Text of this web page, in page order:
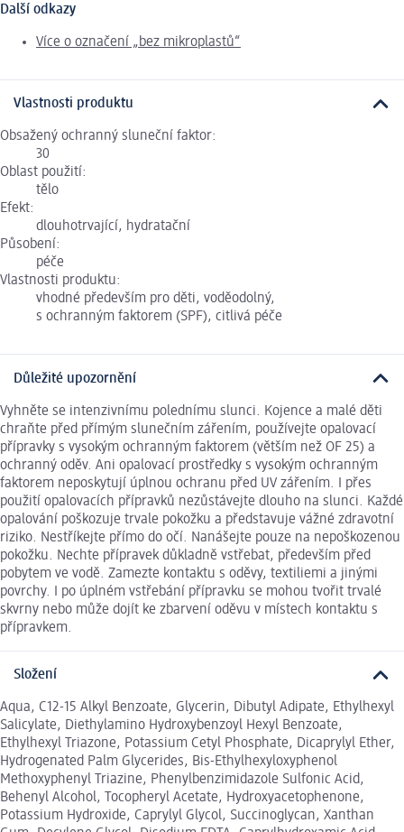
Další odkazy
Více o označení „bez mikroplastů“
Vlastnosti produktu
Obsažený ochranný sluneční faktor:
30
Oblast použití:
tělo
Efekt:
dlouhotrvající, hydratační
Působení:
péče
Vlastnosti produktu:
vhodné především pro děti, voděodolný,
s ochranným faktorem (SPF), citlivá péče
Důležité upozornění
Vyhněte se intenzivnímu polednímu slunci. Kojence a malé děti
chraňte před přímým slunečním zářením, používejte opalovací
přípravky s vysokým ochranným faktorem (větším než OF 25) a
ochranný oděv. Ani opalovací prostředky s vysokým ochranným
faktorem neposkytují úplnou ochranu před UV zářením. I přes
použití opalovacích přípravků nezůstávejte dlouho na slunci. Každé
opalování poškozuje trvale pokožku a představuje vážné zdravotní
riziko. Nestříkejte přímo do očí. Nanášejte pouze na nepoškozenou
pokožku. Nechte přípravek důkladně vstřebat, především před
pobytem ve vodě. Zamezte kontaktu s oděvy, textiliemi a jinými
povrchy. I po úplném vstřebání přípravku se mohou tvořit trvalé
skvrny nebo může dojít ke zbarvení oděvu v místech kontaktu s
přípravkem.
Složení
Aqua, C12-15 Alkyl Benzoate, Glycerin, Dibutyl Adipate, Ethylhexyl
Salicylate, Diethylamino Hydroxybenzoyl Hexyl Benzoate,
Ethylhexyl Triazone, Potassium Cetyl Phosphate, Dicaprylyl Ether,
Hydrogenated Palm Glycerides, Bis-Ethylhexyloxyphenol
Methoxyphenyl Triazine, Phenylbenzimidazole Sulfonic Acid,
Behenyl Alcohol, Tocopheryl Acetate, Hydroxyacetophenone,
Potassium Hydroxide, Caprylyl Glycol, Succinoglycan, Xanthan